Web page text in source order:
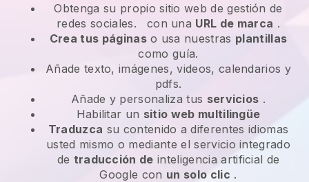
Obtenga su propio sitio web de gestión de
redes sociales.
con una URL de marca .
Crea tus páginaso usa nuestras plantillas
como guía.
Añade texto, imágenes, videos, calendarios y
pdfs.
Añade y personaliza tus servicios .
Habilitar un sitio web multilingüe
Traduzca su contenido a diferentes idiomas
usted mismo o mediante el servicio integrado
de traducción de inteligencia artificial de
Google con un solo clic .